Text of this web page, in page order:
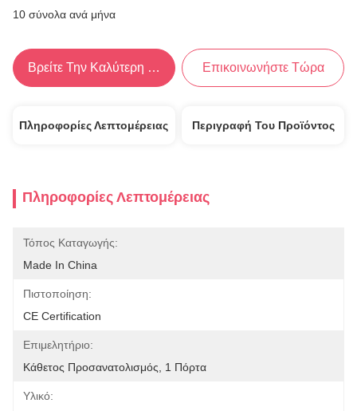
10 σύνολα ανά μήνα
Βρείτε Την Καλύτερη Τιμή Επικοινωνήστε Τώρα
Πληροφορίες Λεπτομέρειας Περιγραφή Του Προϊόντος
Πληροφορίες Λεπτομέρειας
Τόπος Καταγωγής:
Made In China
Πιστοποίηση:
CE Certification
Επιμελητήριο:
Κάθετος Προσανατολισμός, 1 Πόρτα
Υλικό: